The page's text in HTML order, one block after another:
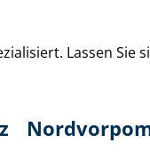
Lassen Sie